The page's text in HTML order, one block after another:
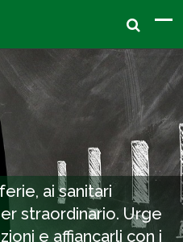
ai sanitari
straordinario. Urge
e affiancarli con i